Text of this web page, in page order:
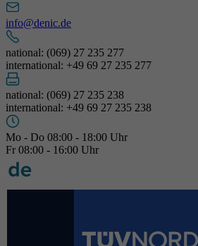
info@denic.de
national: (069) 27 235 277
international: +49 69 27 235 277
national: (069) 27 235 238
international: +49 69 27 235 238
Mo - Do 08:00 - 18:00 Uhr
Fr 08:00 - 16:00 Uhr